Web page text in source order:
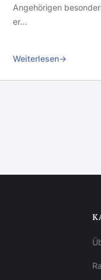
Angehörigen
er…
Weiterlesen